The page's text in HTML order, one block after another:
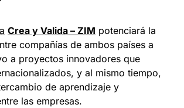
Crea y Valida – ZIM potenciará la
compañías de ambos países a
a proyectos innovadores que
y al mismo tiempo,
de aprendizaje y
las empresas.